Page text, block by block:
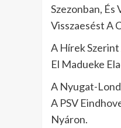
Szezonban,
Visszaesést A
A Hírek
El Madueke
A Nyugat-
A PSV
Nyáron.